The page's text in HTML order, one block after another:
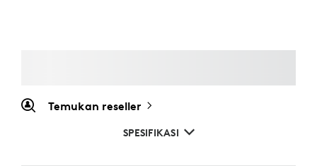
Temukan reseller
SPESIFIKASI